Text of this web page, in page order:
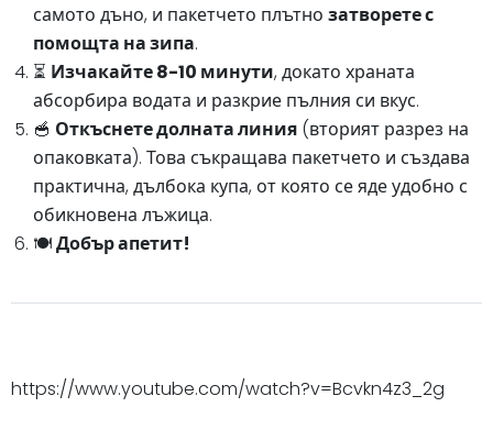
самото дъно, и пакетчето плътно затворете с
помощта на зипа.
⏳ Изчакайте 8-10 минути, докато храната
абсорбира водата и разкрие пълния си вкус.
🥣 Откъснете долната линия (вторият разрез на
опаковката). Това съкращава пакетчето и създава
практична, дълбока купа, от която се яде удобно с
обикновена лъжица.
🍽️Добър апетит!
https://www.youtube.com/watch?v=Bcvkn4z3_2g